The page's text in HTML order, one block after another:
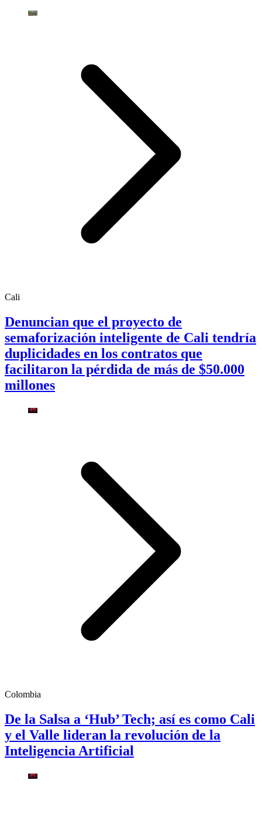
Cali
Denuncian que el proyecto de
semaforización inteligente de Cali tendría
duplicidades en los contratos que
facilitaron la pérdida de más de $50.000
millones
Colombia
De la Salsa a ‘Hub’ Tech; así es como Cali
y el Valle lideran la revolución de la
Inteligencia Artificial